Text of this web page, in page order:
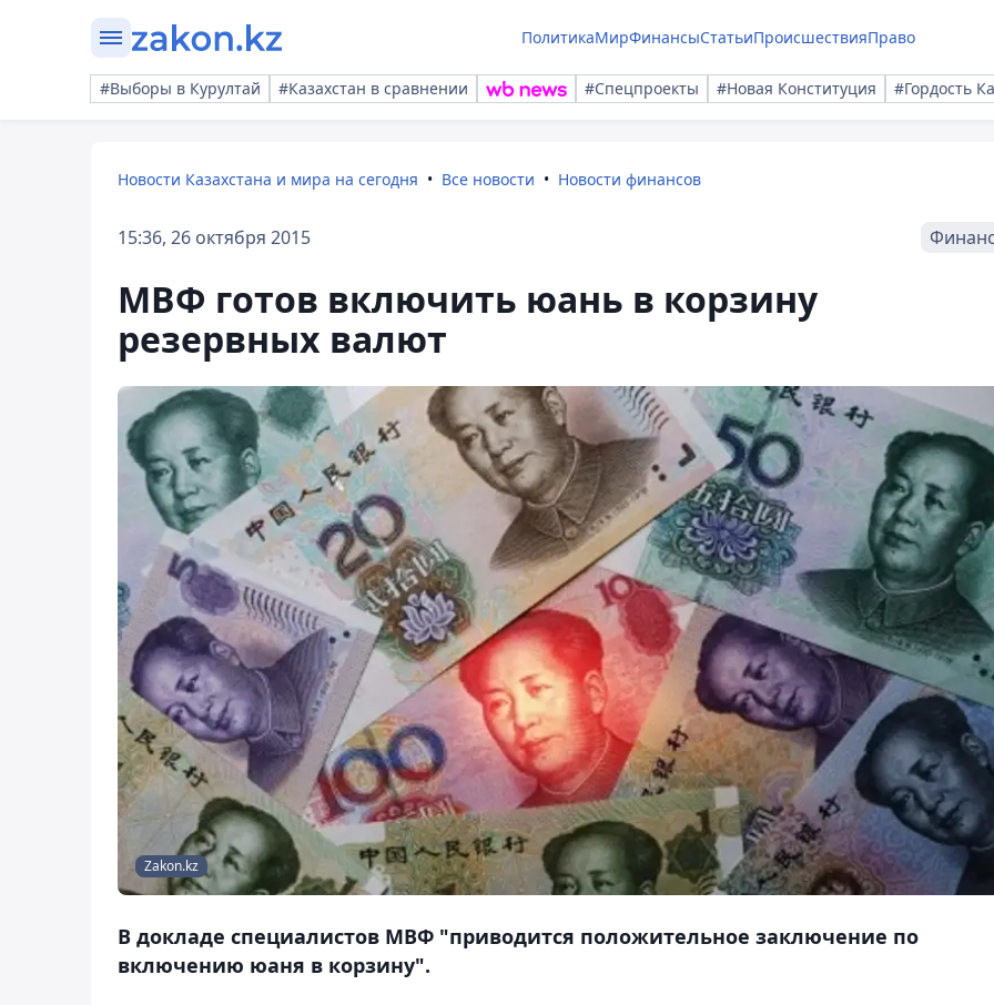
ПолитикаМирФинансыСтатьиПроисшествияПраво
#Выборы в Курултай #Казахстан в сравнении #Спецпроекты #Новая Конституция #Гордость
Новости Казахстана и мира на сегодня Все новости Новости финансов
15:36, 26 октября 2015
МВФ готов включить юань в корзину
резервных валют
Zakon.kz
В докладе специалистов МВФ "приводится положительное заключение по
включению юаня в корзину".